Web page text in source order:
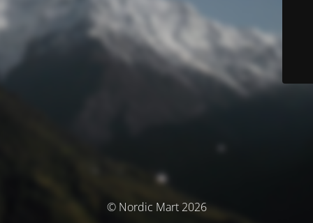
© Nordic Mart 2026